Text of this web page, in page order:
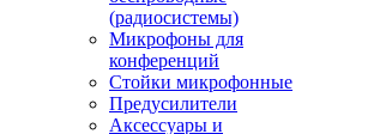
(радиосистемы)
Микрофоны для
конференций
Стойки микрофонные
Предусилители
Аксессуары и